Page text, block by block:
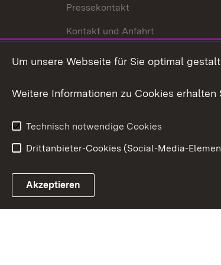
Pressekontakt
Kontakt und Anfahrt
Link zum Landesportal
Um unsere Webseite für Sie optimal
Weitere Informationen zu Cookies erhalten
Technisch notwendige Cookies
Drittanbieter-Cookies (Social-Media-
Akzeptieren